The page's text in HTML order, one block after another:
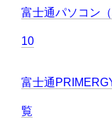
富士通パソコン
10
富士通
覧